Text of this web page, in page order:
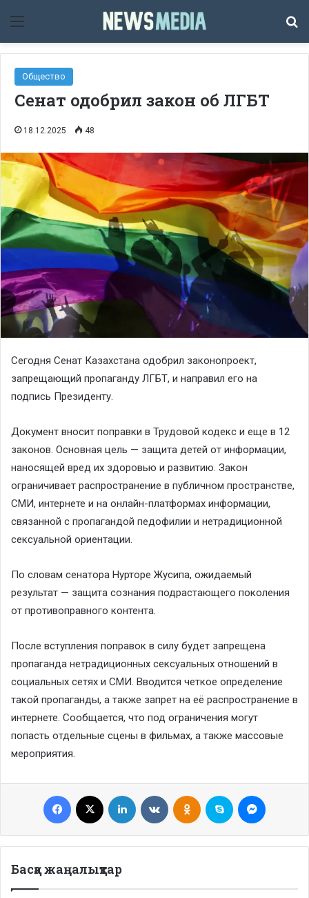
Мәзір
Общество
Сенат одобрил закон об ЛГБТ
18.12.2025 48
Сегодня Сенат Казахстана одобрил законопроект,
запрещающий пропаганду ЛГБТ, и направил его на
подпись Президенту.
Документ вносит поправки в Трудовой кодекс и еще в 12
законов. Основная цель — защита детей от информации,
наносящей вред их здоровью и развитию. Закон
ограничивает распространение в публичном пространстве,
СМИ, интернете и на онлайн-платформах информации,
связанной с пропагандой педофилии и нетрадиционной
сексуальной ориентации.
По словам сенатора Нурторе Жусипа, ожидаемый
результат — защита сознания подрастающего поколения
от противоправного контента.
После вступления поправок в силу будет запрещена
пропаганда нетрадиционных сексуальных отношений в
социальных сетях и СМИ. Вводится четкое определение
такой пропаганды, а также запрет на её распространение в
интернете. Сообщается, что под ограничения могут
попасть отдельные сцены в фильмах, а также массовые
мероприятия.
Facebook LinkedIn VKontakteOdnoklassniki
Skype
Басқа жаңалықтар